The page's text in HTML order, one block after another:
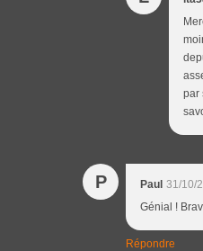
par
P Paul 31/10/
Génial !
Répondre